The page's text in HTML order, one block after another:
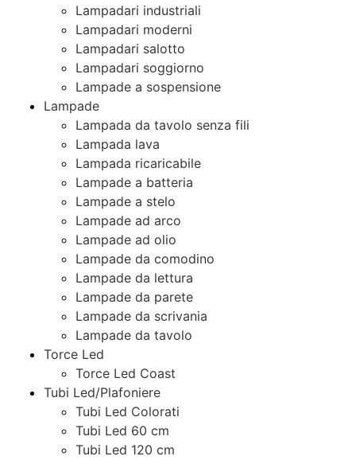
Lampadari industriali
Lampadari moderni
Lampadari salotto
Lampadari soggiorno
Lampade a sospensione
Lampade
Lampada da tavolo senza fili
Lampada lava
Lampada ricaricabile
Lampade a batteria
Lampade a stelo
Lampade ad arco
Lampade ad olio
Lampade da comodino
Lampade da lettura
Lampade da parete
Lampade da scrivania
Lampade da tavolo
Torce Led
Torce Led Coast
Tubi Led/Plafoniere
Tubi Led Colorati
Tubi Led 60 cm
Tubi Led 120 cm